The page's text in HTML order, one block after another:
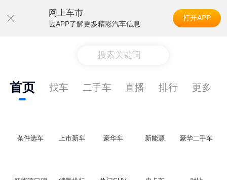
网上车市
去APP了解更多精彩汽车信息
打开APP
搜索关键词
首页 找车 二手车 直播 排行 更多
条件选车 上市新车 豪华车 新能源 豪华二手车